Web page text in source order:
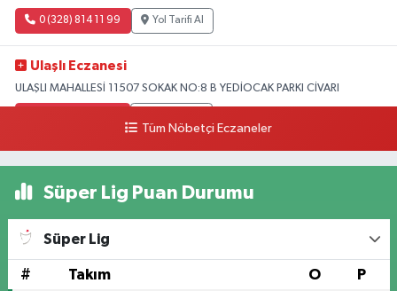
0 (328) 814 11 99 Yol Tarifi Al
Ulaşlı Eczanesi
ULAŞLI MAHALLESİ 11507 SOKAK NO:8 B YEDİOCAK PARKI CİVARI
Tüm Nöbetçi Eczaneler
Süper Lig Puan Durumu
Süper Lig
# Takım O P